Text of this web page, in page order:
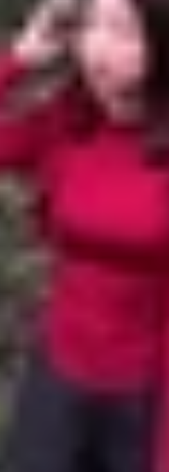
7
chỉ giúp bạn kéo dài thời
cao và chip mạnh mẽ tiêu
di chuyển cả ngày mà không
Fold 7
chế độ tiết kiệm pin mang lại
hình ảnh, hạn chế ứng dụng
tối đa, thiết bị sẽ điều
không bị nóng lên khi
xuyên giúp hạn chế chu kỳ